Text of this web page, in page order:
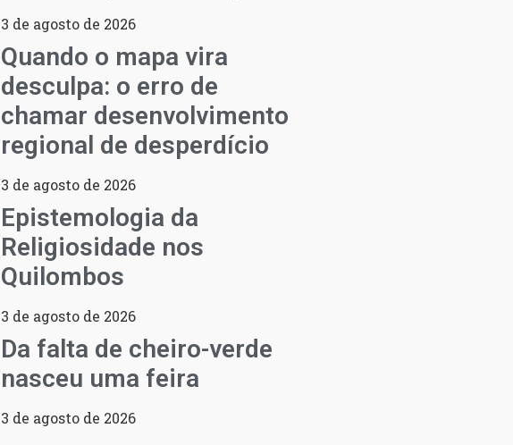
3 de agosto de 2026
Quando o mapa vira
desculpa: o erro de
chamar desenvolvimento
regional de desperdício
3 de agosto de 2026
Epistemologia da
Religiosidade nos
Quilombos
3 de agosto de 2026
Da falta de cheiro-verde
nasceu uma feira
3 de agosto de 2026